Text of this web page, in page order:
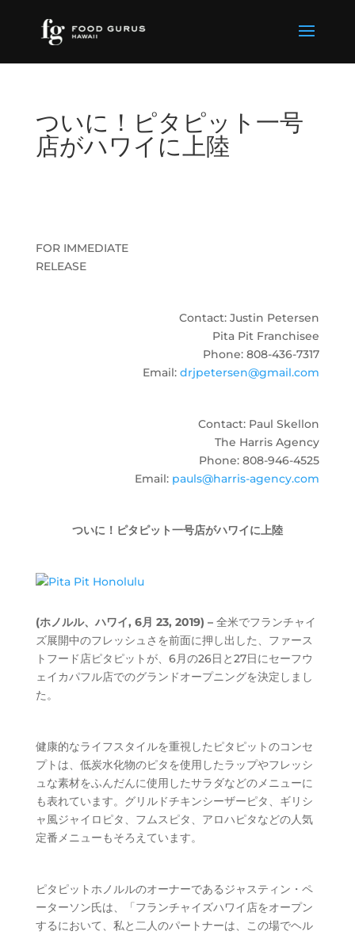
ついに！ピタピット一号
店がハワイに上陸
FOR IMMEDIATE
RELEASE
Contact: Justin Petersen
Pita Pit Franchisee
Phone: 808-436-7317
Email:drjpetersen@gmail.com
Contact: Paul Skellon
The Harris Agency
Phone: 808-946-4525
Email: pauls@harris-agency.com
ついに！ピタピット一号店がハワイに上陸
(ホノルル、ハワイ, 6月 23, 2019) – 全米でフランチャイ
ズ展開中のフレッシュさを前面に押し出した、ファース
トフード店ピタピットが、6月の26日と27日にセーフウ
ェイカパフル店でのグランドオープニングを決定しまし
た。
健康的なライフスタイルを重視したピタピットのコンセ
プトは、低炭水化物のピタを使用したラップやフレッシ
ュな素材をふんだんに使用したサラダなどのメニューに
も表れています。グリルドチキンシーザーピタ、ギリシ
ャ風ジャイロピタ、フムスピタ、アロハピタなどの人気
定番メニューもそろえています。
ピタピットホノルルのオーナーであるジャスティン・ペ
ーターソン氏は、「フランチャイズハワイ店をオープン
するにおいて、私と二人のパートナーは、この場でヘル